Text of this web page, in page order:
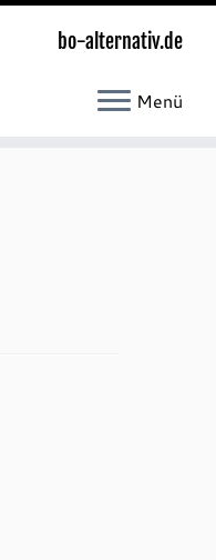
bo-alternativ.de
Menü